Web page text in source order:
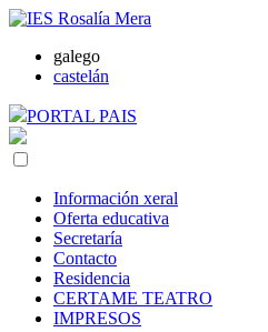
galego
castelán
PORTAL PAIS
Información xeral
Oferta educativa
Secretaría
Contacto
Residencia
CERTAME TEATRO
IMPRESOS